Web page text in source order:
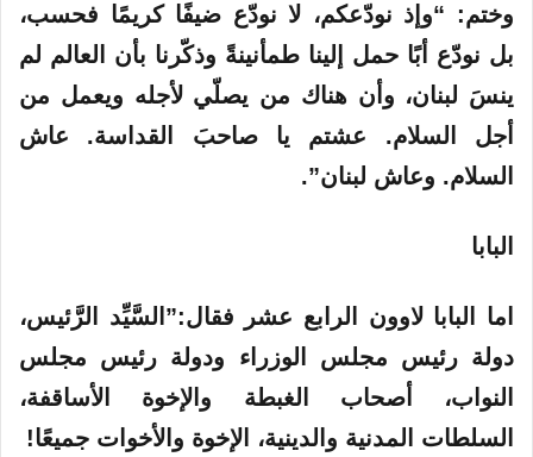
وختم: “وإذ نودّعكم، لا نودّع ضيفًا كريمًا فحسب،
بل نودّع أبًا حمل إلينا طمأنينةً وذكّرنا بأن العالم لم
ينسَ لبنان، وأن هناك من يصلّي لأجله ويعمل من
أجل السلام. عشتم يا صاحبَ القداسة. عاش
السلام. وعاش لبنان”.
البابا
اما البابا لاوون الرابع عشر فقال:”السَّيِّد الرَّئيس،
دولة رئيس مجلس الوزراء ودولة رئيس مجلس
النواب، أصحاب الغبطة والإخوة الأساقفة،
السلطات المدنية والدينية، الإخوة والأخوات جميعًا!